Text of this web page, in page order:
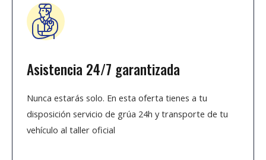
Asistencia 24/7 garantizada
Nunca estarás solo. En esta oferta tienes a tu
disposición servicio de grúa 24h y transporte de tu
vehículo al taller oficial